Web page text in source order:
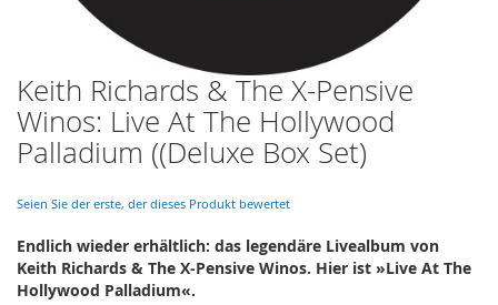
Skip
to
the
beginning
the
gallery
Keith Richards & The X-Pensive
Winos: Live At The Hollywood
Palladium ((Deluxe Box Set)
Seien Sie der erste, der dieses Produkt bewertet
Endlich wieder erhältlich: das legendäre Livealbum von
Keith Richards & The X-Pensive Winos. Hier ist »Live At The
Hollywood Palladium«.